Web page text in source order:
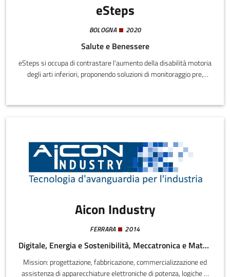
eSteps
BOLOGNA 2020
Salute e Benessere
eSteps si occupa di contrastare l'aumento della disabilità motoria
degli arti inferiori, proponendo soluzioni di monitoraggio pre,
telemonitoring, con soluzioni ad alta tecnologia, personalizzate e
Aicon Industry
FERRARA 2014
Digitale, Energia e Sostenibilità, Meccatronica e Materiali
Mission: progettazione, fabbricazione, commercializzazione ed
assistenza di apparecchiature elettroniche di potenza, logiche di